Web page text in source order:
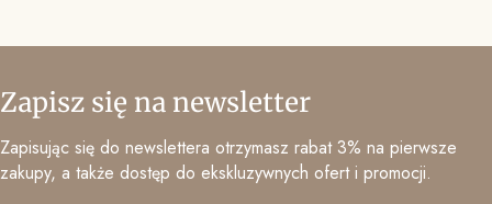
Zapisz się na newsletter
Zapisując się do newslettera otrzymasz rabat 3% na pierwsze
zakupy, a także dostęp do ekskluzywnych ofert i promocji.